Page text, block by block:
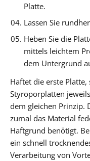
Platte.
Lassen Sie
Heben Sie die
mittels leichtem
dem Untergrund
Haftet die erste Platte,
Styroporplatten
dem gleichen Prinzip.
zumal das Material
Haftgrund benötigt.
ein schnell
Verarbeitung von